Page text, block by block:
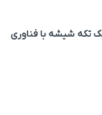
یک تکه شیشه با فناوری